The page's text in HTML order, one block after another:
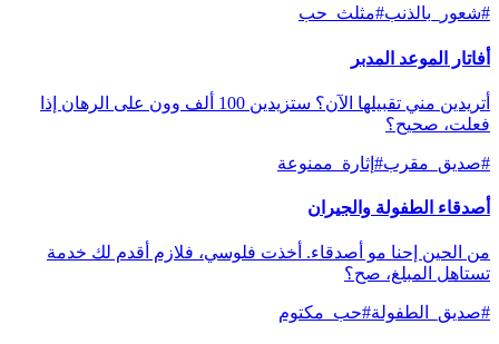
#شعور_بالذنب#مثلث_حب
أفاتار الموعد المدبر
أتريدين مني تقبيلها الآن؟ ستزيدين 100 ألف وون على الرهان إذا
فعلت، صحيح؟
#صديق_مقرب# إثارة_ممنوعة
أصدقاء الطفولة والجيران
من الحين إحنا مو أصدقاء. أخذت فلوسي، فلازم أقدم لك خدمة
تستاهل المبلغ، صح؟
#صديق_الطفولة#حب_مكتوم